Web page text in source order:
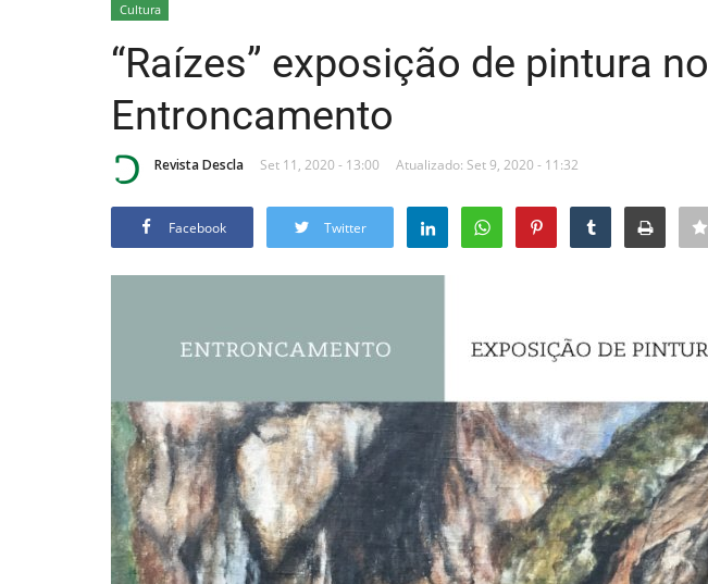
Cultura
“Raízes” exposição de pintura no
Entroncamento
Revista Descla Set 11, 2020 - 13:00 Atualizado: Set 9, 2020 - 11:32
Facebook Twitter